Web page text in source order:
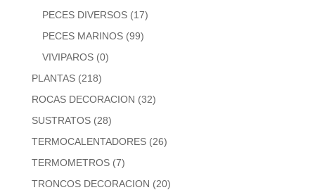
PECES DIVERSOS (17)
PECES MARINOS (99)
VIVIPAROS (0)
PLANTAS (218)
ROCAS DECORACION (32)
SUSTRATOS (28)
TERMOCALENTADORES (26)
TERMOMETROS (7)
TRONCOS DECORACION (20)